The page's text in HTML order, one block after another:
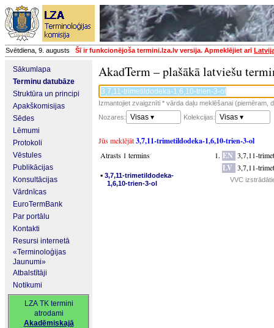
Svētdiena, 9. augusts Šī ir funkcionējoša termini.lza.lv versija. Apmeklējiet arī
Sākumlapa
Terminu datubāze
Struktūra un principi
Apakškomisijas
Sēdes
Lēmumi
Protokoli
Vēstules
Publikācijas
Konsultācijas
Vārdnīcas
EuroTermBank
Par portālu
Kontakti
Resursi internetā
«Terminoloģijas
Jaunumi»
Atbalstītāji
Notikumi
LZA TK termini
atrodami
Akadēmiskajā
AkadTerm – plašākā latviešu
Izmantojiet zvaigznīti * vārda daļu meklēšanai (piemēram,
Nozares:
Visas ▾ Kolekcijas: Visas ▾
Jūs meklējāt3,7,11-trimetildodeka-1,6,10-trien-3-ol
Atrasts 1 termins
▪ 3,7,11-trimetildodeka-
1,6,10-trien-3-ol
EN 3,7,11-
LV 3,7,11-
VVC